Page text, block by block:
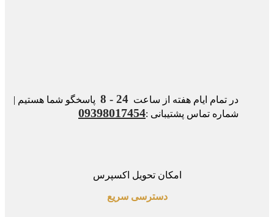
در تمام ایام هفته از ساعت24 - 8
پاسخگو شما هستیم |
شماره تماس پشتیبانی :09398017454
امکان تحویل اکسپرس
دسترسی سریع